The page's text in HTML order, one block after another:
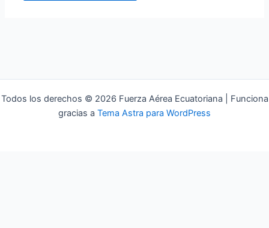
Todos los derechos © 2026 Fuerza Aérea Ecuatoriana | Funciona
gracias a Tema Astra para WordPress